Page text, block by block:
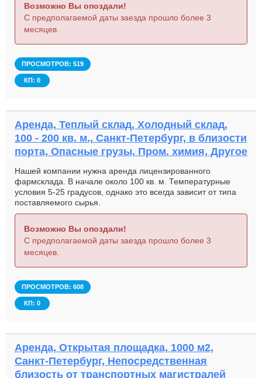
Возможно Вы опоздали!
С предполагаемой даты заезда прошло более 3
месяцев.
ПРОСМОТРОВ: 519
КП: 0
Аренда, Теплый склад, Холодный склад,
100 - 200 кв. м., Санкт-Петербург, в близости
порта, Опасные грузы, Пром. химия, Другое
Нашей компании нужна аренда лицензированного
фармсклада. В начале около 100 кв. м. Температурные
условия 5-25 градусов, однако это всегда зависит от типа
поставляемого сырья.
Возможно Вы опоздали!
С предполагаемой даты заезда прошло более 3
месяцев.
ПРОСМОТРОВ: 608
КП: 0
Аренда, Открытая площадка, 1000 м2,
Санкт-Петербург, Непосредственная
близость от транспортных магистралей